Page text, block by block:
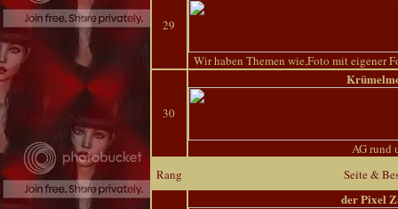
29
Wir haben Themen wie,Foto mit eigener
30
AG rund
Rang
Seite &
der Pixel